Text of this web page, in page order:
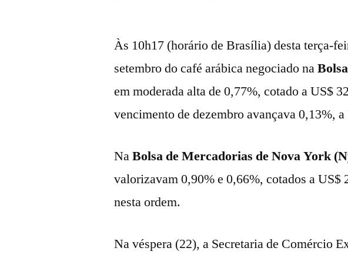
Às 10h17 (horário de Brasília) desta terça-
setembro do café arábica negociado na
em moderada alta de 0,77%, cotado a US$
vencimento de dezembro avançava 0,13%,
NaBolsa de Mercadorias de Nova York
valorizavam 0,90% e 0,66%, cotados a US$
nesta ordem.
Na véspera (22), a Secretaria de Comércio